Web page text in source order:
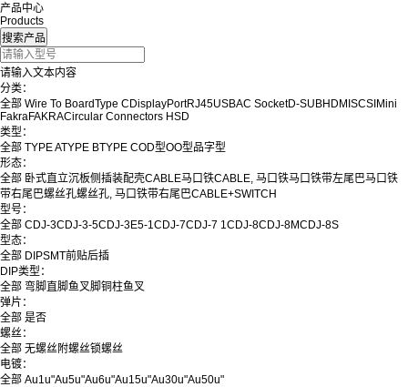
产品中心
Products
请输入文本内容
分类：
全部 Wire To BoardType C DisplayPortRJ45USBAC SocketD-SUBHDMI SCSI Mini
FakraFAKRACircular Connectors HSD
类型：
全部 TYPE ATYPE BTYPE COD型OO型品字型
形态：
全部 卧式直立沉板侧插装配壳CABLE马口铁CABLE, 马口铁马口铁带左尾巴马口铁
带右尾巴螺丝孔螺丝孔, 马口铁带右尾巴CABLE+SWITCH
型号：
全部 CDJ-3CDJ-3-5CDJ-3E5-1CDJ-7CDJ-7 1CDJ-8CDJ-8MCDJ-8S
型态：
全部 DIPSMT前贴后插
DIP类型：
全部 弯脚直脚鱼叉脚铜柱鱼叉
弹片：
全部 是否
螺丝：
全部 无螺丝附螺丝锁螺丝
电镀：
全部 Au1u"Au5u"Au6u"Au15u"Au30u"Au50u"